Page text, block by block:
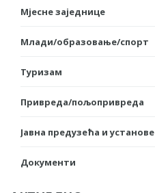
Мјесне заједнице
Млади/образовање/спорт
Туризам
Привреда/пољопривреда
Јавна предузећа и установе
Документи